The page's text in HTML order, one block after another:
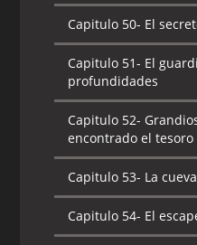
Capitulo 50- El
Capitulo 51- El
profundidades
Capitulo 52-
encontrado el tesoro
Capitulo 53- La
Capitulo 54- El